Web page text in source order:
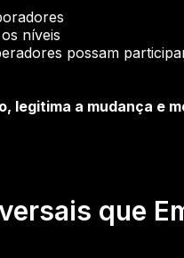
níveis
possam
legitima a mudança e
que